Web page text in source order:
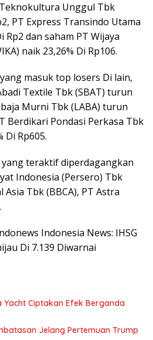
Unggul Tbk
PT Express Transindo Utama
Rp2 dan saham PT Wijaya
naik 23,26% Di Rp106.
masuk top losers Di lain,
Textile Tbk (SBAT) turun
Murni Tbk (LABA) turun
Berdikari Pondasi Perkasa Tbk
Di Rp605.
teraktif diperdagangkan
Indonesia (Persero) Tbk
Asia Tbk (BBCA), PT Astra
Indonesia News: IHSG
Di 7.139 Diwarnai
Ciptakan Efek Berganda
Jelang Pertemuan Trump